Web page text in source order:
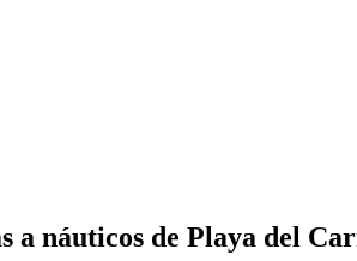
náuticos de Playa del